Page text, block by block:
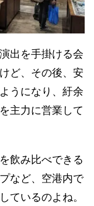
出を手掛ける会
ど、その後、安
うになり、紆余
主力に営業して
飲み比べできる
など、空港内で
ているのよね。